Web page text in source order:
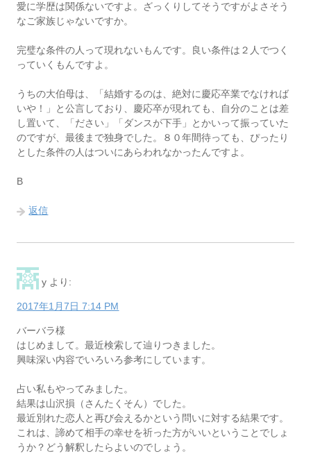
愛に学歴は関係ないですよ。ざっくりしてそうですがよさそう
なご家族じゃないですか。
完璧な条件の人って現れないもんです。良い条件は２人でつく
っていくもんですよ。
うちの大伯母は、「結婚するのは、絶対に慶応卒業でなければ
いや！」と公言しており、慶応卒が現れても、自分のことは差
し置いて、「ださい」「ダンスが下手」とかいって振っていた
のですが、最後まで独身でした。８０年間待っても、ぴったり
とした条件の人はついにあらわれなかったんですよ。
B
返信
y より:
2017年1月7日 7:14 PM
バーバラ様
はじめまして。最近検索して辿りつきました。
興味深い内容でいろいろ参考にしています。
占い私もやってみました。
結果は山沢損（さんたくそん）でした。
最近別れた恋人と再び会えるかという問いに対する結果です。
これは、諦めて相手の幸せを祈った方がいいということでしょ
うか？どう解釈したらよいのでしょう。